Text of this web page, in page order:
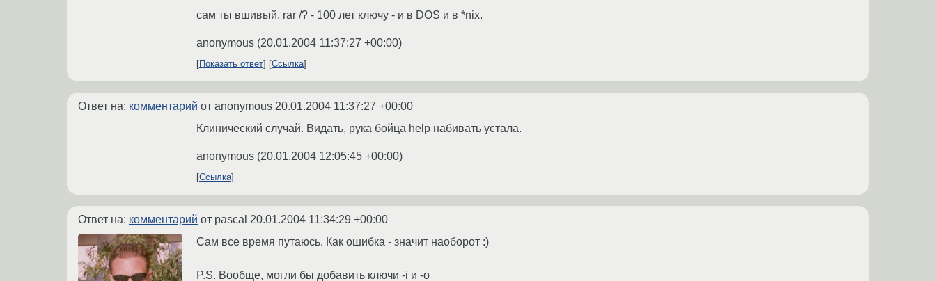
сам ты вшивый. rar /? - 100 лет ключу - и в DOS и в *nix.
anonymous (20.01.2004 11:37:27 +00:00)
Показать ответ Ссылка
Ответ на: комментарий от anonymous 20.01.2004 11:37:27 +00:00
Клинический случай. Видать, рука бойца help набивать устала.
anonymous (20.01.2004 12:05:45 +00:00)
Ссылка
Ответ на: комментарий от pascal 20.01.2004 11:34:29 +00:00
Сам все время путаюсь. Как ошибка - значит наоборот :)
P.S. Вообще, могли бы добавить ключи -i и -o